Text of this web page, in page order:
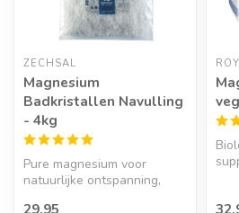
ZECHSAL
Magnesium
Badkristallen Navulling
- 4kg
Pure magnesium voor
natuurlijke ontspanning,
29,95